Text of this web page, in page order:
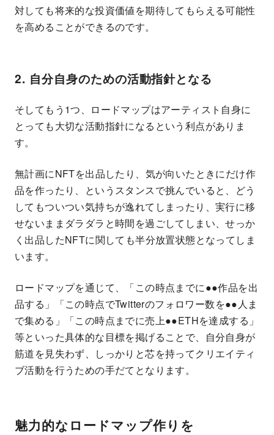
対しても将来的な投資価値を期待してもらえる可能性
を高めることができるのです。
2. 自分自身のための活動指針となる
そしてもう1つ、ロードマップはアーティスト自身に
とっても大切な活動指針になるという利点がありま
す。
無計画にNFTを出品したり、気が向いたときにだけ作
品を作ったり、というスタンスで挑んでいると、どう
してもついつい気持ちが逸れてしまったり、実行に移
せないままダラダラと時間を過ごしてしまい、せっか
く出品したNFTに関しても半分放置状態となってしま
います。
ロードマップを通じて、「この時点までに●●作品を出
品する」「この時点でTwitterのフォロワー数を●●人ま
で集める」「この時点までに売上●●ETHを達成する」
等といった具体的な目標を掲げることで、自分自身が
筋道を見失わず、しっかりと芯を持ってクリエイティ
ブ活動を行うための手だてとなります。
魅力的なロードマップ作りを